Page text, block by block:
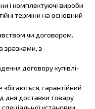
і комплектуючі вироби
терміни на основний
чи договором.
зразками, з
договору купівлі-
гарантійний
дня доставки товару
установки